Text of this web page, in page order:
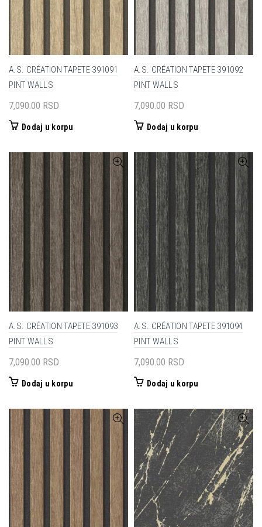
A.S. CRÉATION TAPETE 391091
PINT WALLS
7,090.00 RSD
Dodaj u korpu
A.S. CRÉATION TAPETE 391092
PINT WALLS
7,090.00 RSD
Dodaj u korpu
A.S. CRÉATION TAPETE 391093
PINT WALLS
7,090.00 RSD
Dodaj u korpu
A.S. CRÉATION TAPETE 391094
PINT WALLS
7,090.00 RSD
Dodaj u korpu